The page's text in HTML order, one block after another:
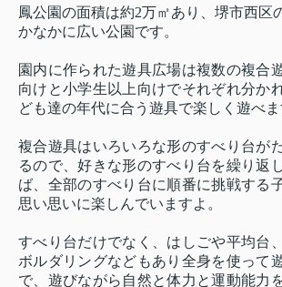
鳳公園の面積は約2万㎡あり、堺市西区
かなかに広い公園です。
園内に作られた遊具広場は複数の複合
向けと小学生以上向けでそれぞれ分か
ども達の年代に合う遊具で楽しく遊べま
複合遊具はいろいろな形のすべり台が
るので、好きな形のすべり台を繰り返
ば、全部のすべり台に順番に挑戦する
思い思いに楽しんでいますよ。
すべり台だけでなく、はしごや平均台
ボルダリングなどもあり全身を使って
で、遊びながら自然と体力と運動能力